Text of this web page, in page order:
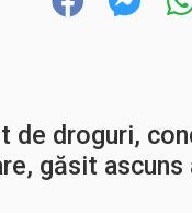
de droguri,
găsit ascuns